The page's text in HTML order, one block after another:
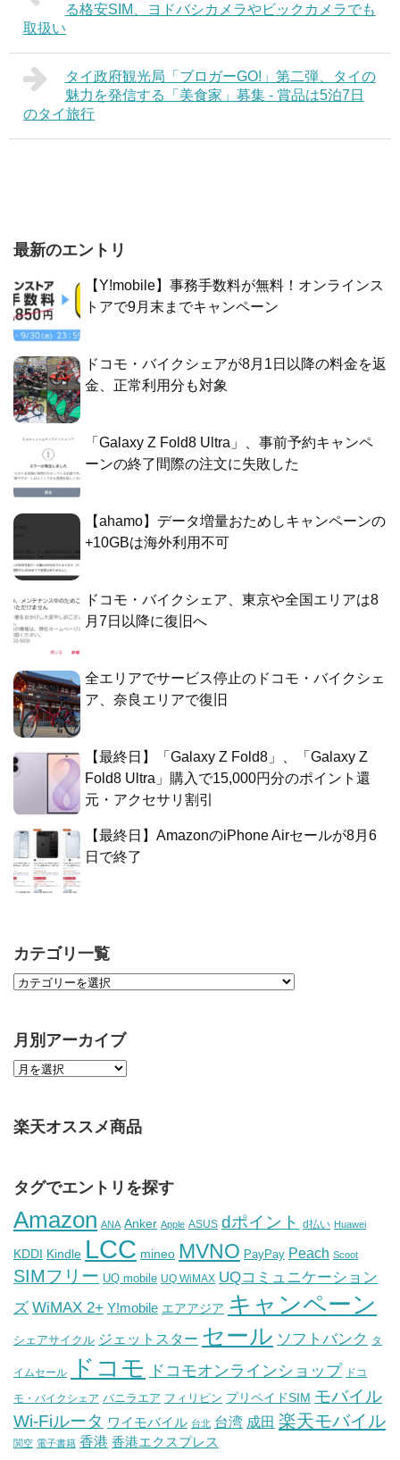
る格安SIM、ヨドバシカメラやビックカメラでも
取扱い
タイ政府観光局「ブロガーGO!」第二弾、タイの
魅力を発信する「美食家」募集 - 賞品は5泊7日
のタイ旅行
最新のエントリ
【Y!mobile】事務手数料が無料！オンラインス
トアで9月末までキャンペーン
ドコモ・バイクシェアが8月1日以降の料金を返
金、正常利用分も対象
「Galaxy Z Fold8 Ultra」、事前予約キャンペ
ーンの終了間際の注文に失敗した
【ahamo】データ増量おためしキャンペーンの
+10GBは海外利用不可
ドコモ・バイクシェア、東京や全国エリアは8
月7日以降に復旧へ
全エリアでサービス停止のドコモ・バイクシェ
ア、奈良エリアで復旧
【最終日】「Galaxy Z Fold8」、「Galaxy Z
Fold8 Ultra」購入で15,000円分のポイント還
元・アクセサリ割引
【最終日】AmazonのiPhone Airセールが8月6
日で終了
カテゴリ一覧
月別アーカイブ
楽天オススメ商品
タグでエントリを探す
Amazon ANA Anker Apple ASUS dポイント d払い Huawei
KDDI Kindle LCC mineo MVNO PayPay Peach Scoot
SIMフリー UQ mobile UQ WiMAX UQコミュニケーション
ズ WiMAX 2+ Y!mobile エアアジア キャンペーン
シェアサイクル ジェットスター セール ソフトバンク タ
イムセール ドコモ ドコモオンラインショップ ドコ
モ・バイクシェア バニラエア フィリピン プリペイドSIM モバイル
Wi-Fiルータ ワイモバイル 台北 台湾 成田 楽天モバイル
関空 電子書籍 香港 香港エクスプレス